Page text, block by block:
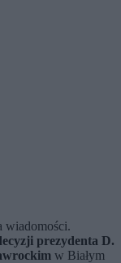
wiadomości.
prezydenta D.
w Białym